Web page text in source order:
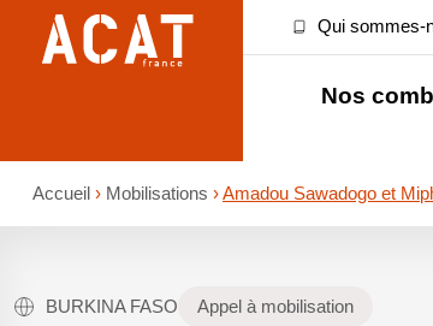
Qui sommes-
Nos
Accueil › Mobilisations ›Amadou Sawadogo et
BURKINA FASO Appel à mobilisation